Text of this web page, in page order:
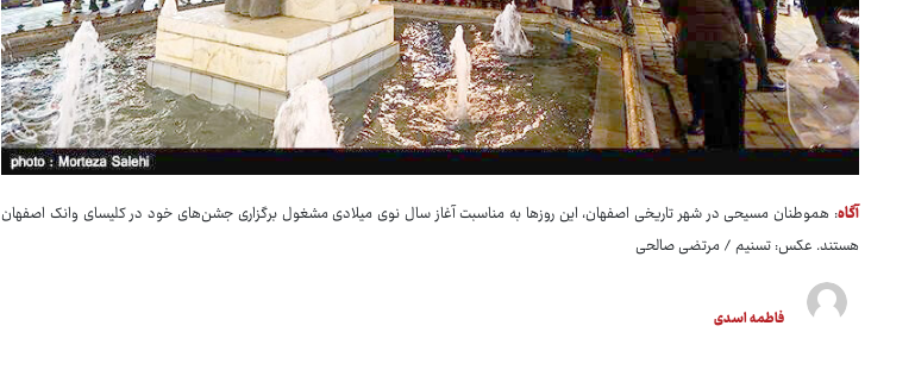
آگاه: هموطنان مسیحی در شهر تاریخی اصفهان، این روزها به مناسبت آغاز سال نوی میلادی مشغول برگزاری جشن‌های خود در کلیسای وانک اصفهان
هستند. عکس: تسنیم / مرتضی صالحی
فاطمه اسدی